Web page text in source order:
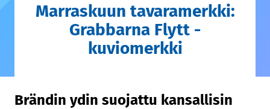
Marraskuun tavaramerkki:
Grabbarna Flytt -
kuviomerkki
Brändin ydin suojattu kansallisin